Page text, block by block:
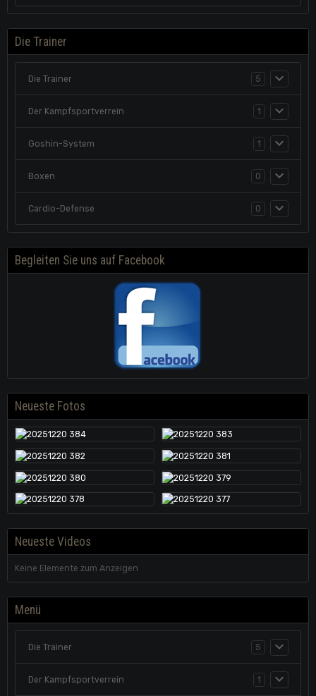
Die Trainer
Die Trainer 5
Der Kampfsportverrein 1
Goshin-System 1
Boxen 0
Cardio-Defense 0
Begleiten Sie uns auf Facebook
Neueste Fotos
Neueste Videos
Keine Elemente zum Anzeigen
Menü
Die Trainer 5
Der Kampfsportverrein 1